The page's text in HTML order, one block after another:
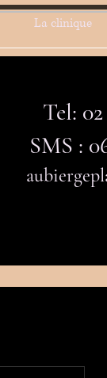
La clinique
Tel: 02
SMS :